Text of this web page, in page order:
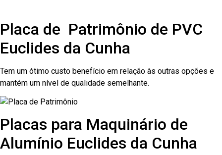
Placa de Patrimônio de PVC
Euclides da Cunha
Tem um ótimo custo benefício em relação às outras opções e
mantém um nível de qualidade semelhante.
Placas para Maquinário de
Alumínio Euclides da Cunha